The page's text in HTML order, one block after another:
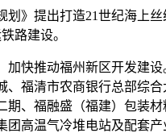
划》提出打造21世纪海上
路建设。
加快推动福州新区开发建
、福清市农商银行总部综
期、福融盛（福建）包装
团高温气冷堆电站及配套